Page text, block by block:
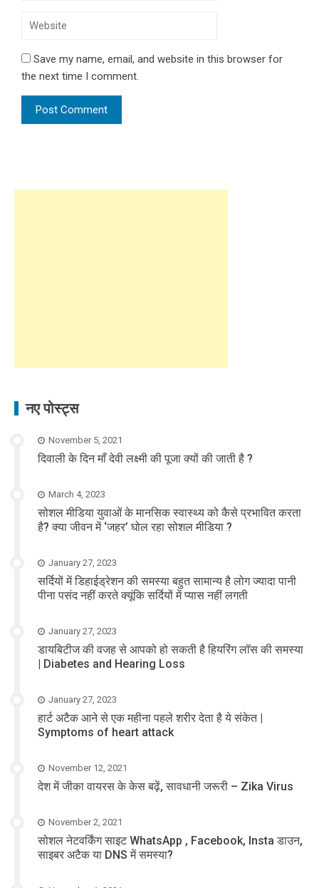
Save my name, email, and website in this browser for
the next time I comment.
नए पोस्ट्स
November 5, 2021
दिवाली के दिन माँ देवी लक्ष्मी की पूजा क्यों की जाती है ?
March 4, 2023
सोशल मीडिया युवाओं के मानसिक स्वास्थ्य को कैसे प्रभावित करता
है? क्या जीवन में ‘जहर’ घोल रहा सोशल मीडिया ?
January 27, 2023
सर्दियों में डिहाईड्रेशन की समस्या बहुत सामान्य है लोग ज्यादा पानी
पीना पसंद नहीं करते क्यूंकि सर्दियों में प्यास नहीं लगती
January 27, 2023
डायबिटीज की वजह से आपको हो सकती है हियरिंग लॉस की समस्या
| Diabetes and Hearing Loss
January 27, 2023
हार्ट अटैक आने से एक महीना पहले शरीर देता है ये संकेत |
Symptoms of heart attack
November 12, 2021
देश में जीका वायरस के केस बढ़ें, सावधानी जरूरी – Zika Virus
November 2, 2021
सोशल नेटवर्किंग साइट WhatsApp , Facebook, Insta डाउन,
साइबर अटैक या DNS में समस्या?